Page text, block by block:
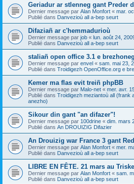
Geriadur ar stlenneg gant Preder
Dernier message par Alan Monfort « mar.
Publié dans Danvezioù all a-bep seurt
Difaziañ ar c'hemmadurioù
Dernier message par job « lun. août 24,
Publié dans Danvezioù all a-bep seurt
staliañ open office 3.1 e brezhoneg
Dernier message par envel « sam. mai 23,
Publié dans Troidigezh OpenOffice.org e
Kemer ma flas evit treiñ phpBB
Dernier message par Malo-net « mer. avr.
Publié dans Troidigezh meziantoù all (frank
anezho)
Sikour din gant "an difazer"!
Dernier message par 100drine « dim. mars
Publié dans An DROUIZIG Difazier
An Drouizig war France 3 gant
Dernier message par Alan Monfort « mer.
Publié dans Danvezioù all a-bep seurt
LIBRE EN FÊTE. 21 mars au
Dernier message par Alan Monfort « sam.
Publié dans Danvezioù all a-bep seurt